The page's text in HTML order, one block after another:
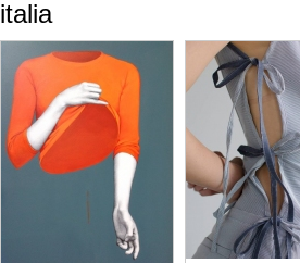
italia